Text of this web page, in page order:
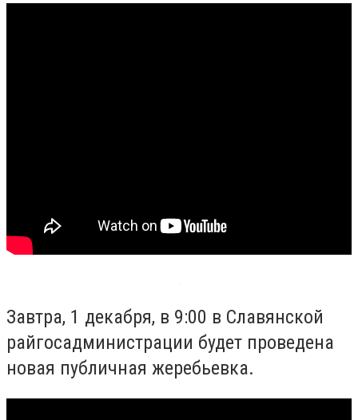
Завтра, 1 декабря, в 9:00 в Славянской
райгосадминистрации будет проведена
новая публичная жеребьевка.